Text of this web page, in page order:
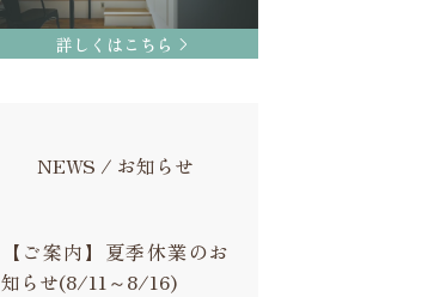
詳しくはこちら
NEWS / お知らせ
【ご案内】夏季休業のお
知らせ(8/11～8/16)